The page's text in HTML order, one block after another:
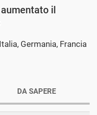
il
Germania, Francia
DA SAPERE